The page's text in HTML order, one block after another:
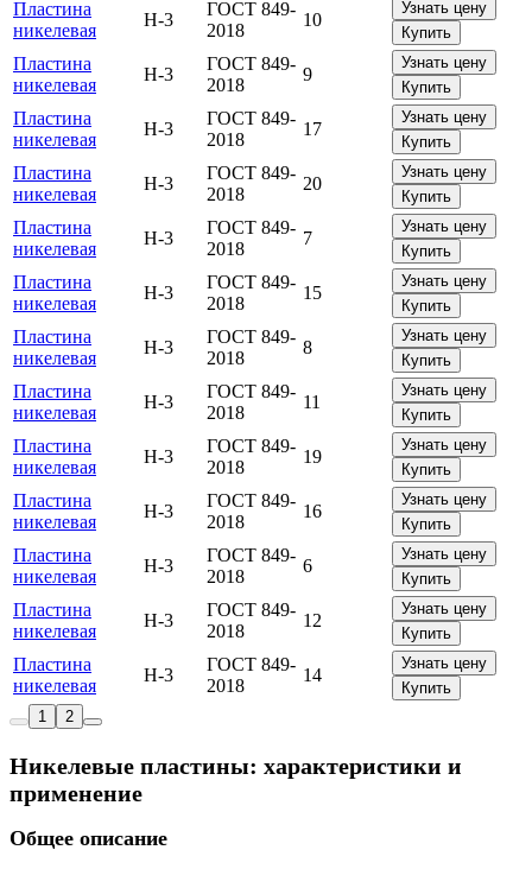
Пластина
никелевая
Н-3
ГОСТ 849-
2018
10
Узнать цену
Купить
Пластина
никелевая
Н-3
ГОСТ 849-
2018
9
Узнать цену
Купить
Пластина
никелевая
Н-3
ГОСТ 849-
2018
17
Узнать цену
Купить
Пластина
никелевая
Н-3
ГОСТ 849-
2018
20
Узнать цену
Купить
Пластина
никелевая
Н-3
ГОСТ 849-
2018
7
Узнать цену
Купить
Пластина
никелевая
Н-3
ГОСТ 849-
2018
15
Узнать цену
Купить
Пластина
никелевая
Н-3
ГОСТ 849-
2018
8
Узнать цену
Купить
Пластина
никелевая
Н-3
ГОСТ 849-
2018
11
Узнать цену
Купить
Пластина
никелевая
Н-3
ГОСТ 849-
2018
19
Узнать цену
Купить
Пластина
никелевая
Н-3
ГОСТ 849-
2018
16
Узнать цену
Купить
Пластина
никелевая
Н-3
ГОСТ 849-
2018
6
Узнать цену
Купить
Пластина
никелевая
Н-3
ГОСТ 849-
2018
12
Узнать цену
Купить
Пластина
никелевая
Н-3
ГОСТ 849-
2018
14
Узнать цену
Купить
1
2
Никелевые пластины: характеристики и
применение
Общее описание